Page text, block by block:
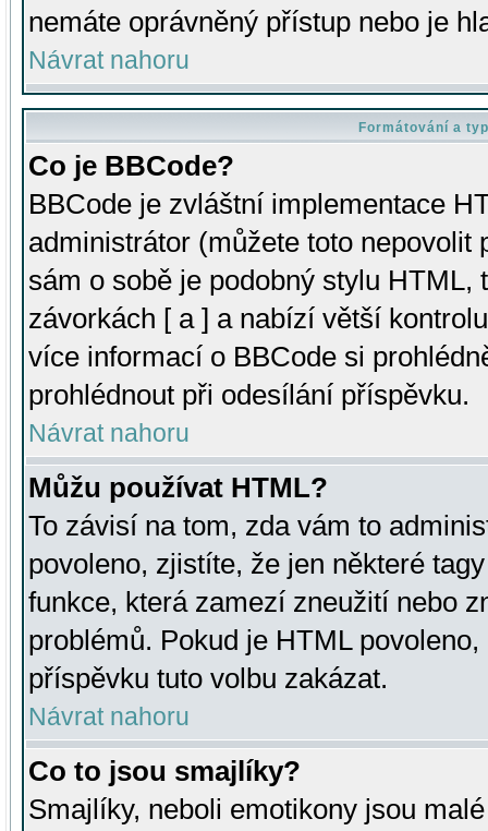
nemáte oprávněný přístup nebo je
Návrat nahoru
Formátování a
Co je BBCode?
BBCode je zvláštní implementace
administrátor (můžete toto
sám o sobě je podobný stylu HTML,
závorkách [ a ] a nabízí větší
více informací o BBCode si
prohlédnout při odesílání příspěvku.
Návrat nahoru
Můžu používat HTML?
To závisí na tom, zda vám to
povoleno, zjistíte, že jen některé
funkce, která zamezí zneužití nebo
problémů. Pokud je HTML
příspěvku tuto volbu zakázat.
Návrat nahoru
Co to jsou smajlíky?
Smajlíky, neboli emotikony jsou